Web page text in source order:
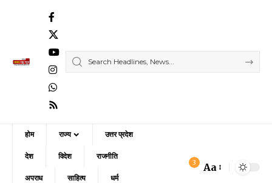
होम राज्य उत्तर प्रदेश
देश विदेश राजनीति
अपराध साहित्य धर्म
3
Font
Aa